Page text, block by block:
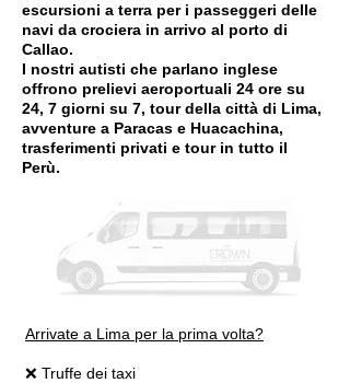
escursioni a terra per i passeggeri delle
navi da crociera in arrivo al porto di
Callao.
I nostri autisti che parlano inglese
offrono prelievi aeroportuali 24 ore su
24, 7 giorni su 7, tour della città di Lima,
avventure a Paracas e Huacachina,
trasferimenti privati ​​e tour in tutto il
Perù.
Arrivate a Lima per la prima volta?
❌ Truffe dei taxi